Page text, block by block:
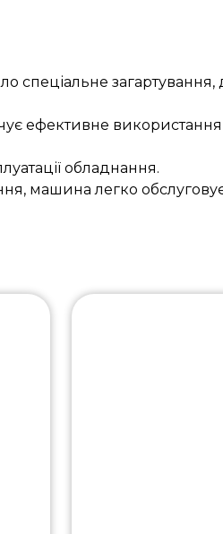
спеціальне загартування,
ефективне використання
обладнання.
машина легко